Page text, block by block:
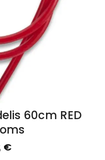
60cm RED
€